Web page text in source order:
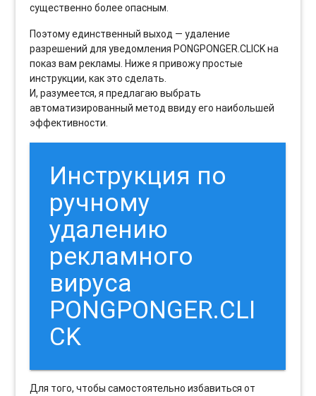
существенно более опасным.
Поэтому единственный выход — удаление
разрешений для уведомления PONGPONGER.CLICK на
показ вам рекламы. Ниже я привожу простые
инструкции, как это сделать.
И, разумеется, я предлагаю выбрать
автоматизированный метод ввиду его наибольшей
эффективности.
Инструкция по
ручному
удалению
рекламного
вируса
PONGPONGER.CLI
CK
Для того, чтобы самостоятельно избавиться от